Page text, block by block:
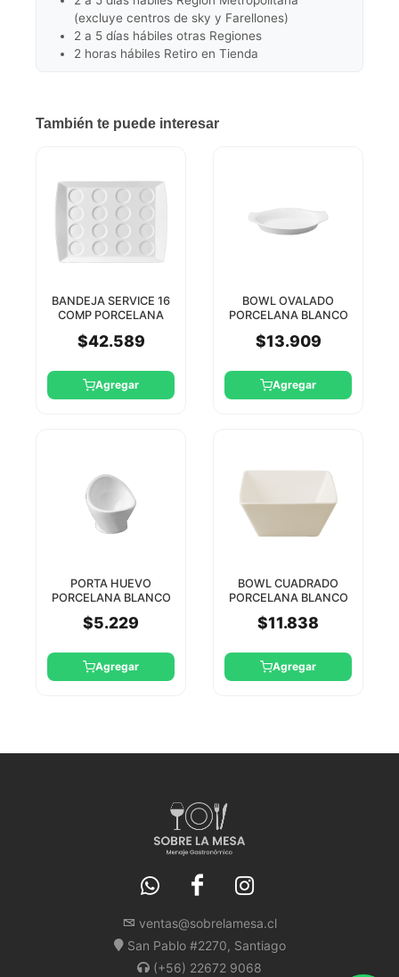
(excluye centros de sky y Farellones)
2 a 5 días hábiles otras Regiones
2 horas hábiles Retiro en Tienda
También te puede interesar
BANDEJA SERVICE 16
COMP PORCELANA
RAK
$42.589
Agregar
BOWL OVALADO
PORCELANA BLANCO
RAK
$13.909
Agregar
PORTA HUEVO
PORCELANA BLANCO
$5.229
Agregar
BOWL CUADRADO
PORCELANA BLANCO
$11.838
Agregar
ventas@sobrelamesa.cl
San Pablo #2270, Santiago
(+56) 22672 9068